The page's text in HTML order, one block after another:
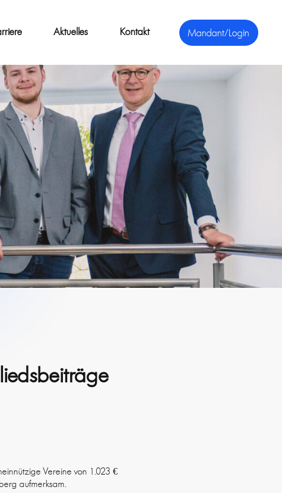
Mandant/Login
Aktuelles Kontakt
Vereine von 1.023 €
aufmerksam.